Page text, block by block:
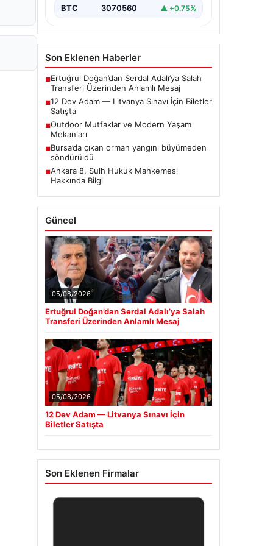
BTC 3070560 ▲ +0.75%
Son Eklenen Haberler
■Ertuğrul Doğan’dan Serdal Adalı’ya Salah
Transferi Üzerinden Anlamlı Mesaj
■12 Dev Adam — Litvanya Sınavı İçin Biletler
Satışta
■Outdoor Mutfaklar ve Modern Yaşam
Mekanları
■Bursa’da çıkan orman yangını büyümeden
söndürüldü
■Ankara 8. Sulh Hukuk Mahkemesi
Hakkında Bilgi
Güncel
05/08/2026
Ertuğrul Doğan’dan Serdal Adalı’ya Salah
Transferi Üzerinden Anlamlı Mesaj
05/08/2026
12 Dev Adam — Litvanya Sınavı İçin
Biletler Satışta
Son Eklenen Firmalar